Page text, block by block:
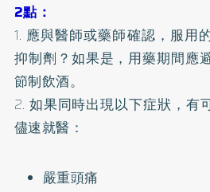
2點：
1. 應與醫師或藥師確認，服用
抑制劑？如果是，用藥期間應
節制飲酒。
2. 如果同時出現以下症狀，有
儘速就醫：
嚴重頭痛